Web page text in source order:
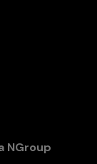
NGroup